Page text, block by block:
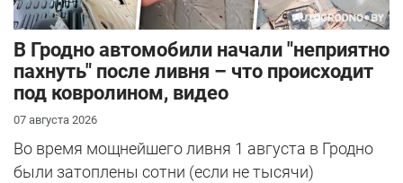
В Гродно автомобили начали "неприятно
пахнуть" после ливня – что происходит
под ковролином, видео
07 августа 2026
Во время мощнейшего ливня 1 августа в Гродно
были затоплены сотни (если не тысячи)